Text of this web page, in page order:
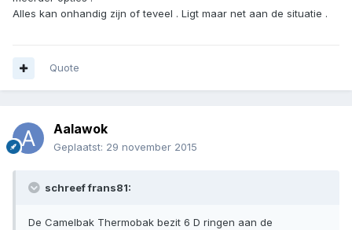
Alles kan onhandig zijn of teveel . Ligt maar net aan de situatie .
Quote
Aalawok
Geplaatst: 29 november 2015
schreef frans81:
De Camelbak Thermobak bezit 6 D ringen aan de